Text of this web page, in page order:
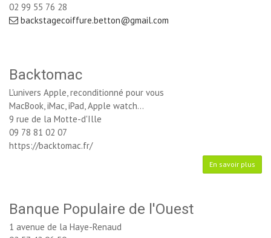
02 99 55 76 28
backstagecoiffure.betton@gmail.com
Backtomac
L'univers Apple, reconditionné pour vous
MacBook, iMac, iPad, Apple watch...
9 rue de la Motte-d'Ille
09 78 81 02 07
https://backtomac.fr/
En savoir plus
Banque Populaire de l'Ouest
1 avenue de la Haye-Renaud